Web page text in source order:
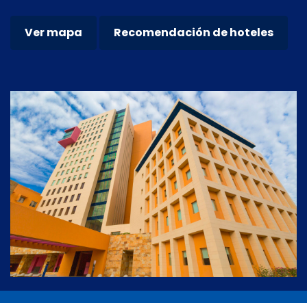
Ver mapa Recomendación de hoteles